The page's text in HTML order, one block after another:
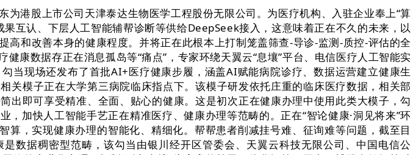
股上市公司天津泰达生物医学工程股份无限公司。为医疗机构、入驻企业奉上“算
互认、下层人工智能辅帮诊断等供给DeepSeek接入，这意味着正在不久的未来，以
和改善本身的健康程度。并将正在此根本上打制笼盖筛查-导诊-监测-质控-评估的全
康数据存正在消息孤岛等“痛点”，专家环绕天翼云“息壤”平台、电信医疗人工智能实
当现场还发布了首批AI+医疗健康步履，涵盖AI赋能病院诊疗、数据运营建立健康生
模子正在大学第三病院临床指点下。该模子研发依托庄重的临床医疗数据，相关部
即可享受精准、全面、贴心的健康。这是初次正在健康办理中使用此类大模子，勾
加快人工智能手艺正在精准医疗、健康办理等范畴的。正在“智论健康·洞见将来”环
，实现健康办理的智能化、精细化。帮帮患者削减挂号难、征询难等问题，截至目
数据稠密型范畴，该勾当由银川经开区管委会、天翼云科技无限公司、中国电信公